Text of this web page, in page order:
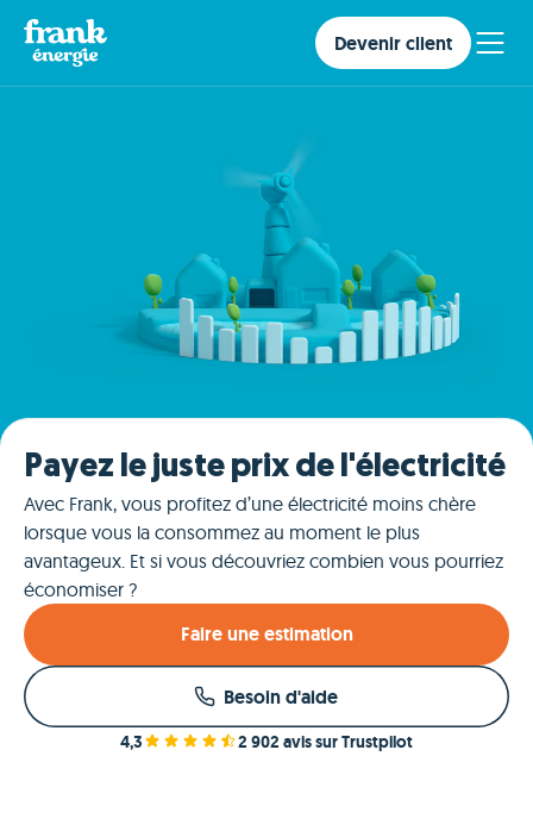
Devenir client
Payez le juste prix de l'électricité
Avec Frank, vous profitez d’une électricité moins chère
lorsque vous la consommez au moment le plus
avantageux. Et si vous découvriez combien vous pourriez
économiser ?
Faire une estimation
Besoin d'aide
4,3 2 902 avis sur Trustpilot